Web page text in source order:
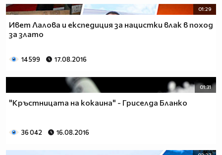
01:29
Ивет Лалова и експедиция за нацистки влак в поход
за злато
14 599 17.08.2016
01:31
"Кръстницата на кокаина" - Гриселда Бланко
36 042 16.08.2016